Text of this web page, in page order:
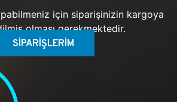
için siparişinizin kargoya
olması gerekmektedir.
SİPARİŞLERİM